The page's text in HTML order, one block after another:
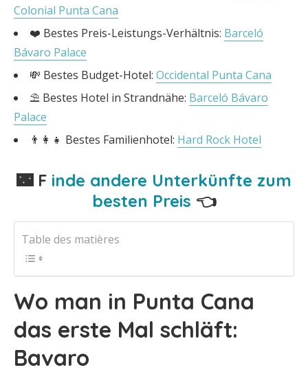
Colonial Punta Cana
❤️ Bestes Preis-Leistungs-Verhältnis: Barceló
Bávaro Palace
💸 Bestes Budget-Hotel: Occidental Punta Cana
⛱ Bestes Hotel in Strandnähe: Barceló Bávaro
Palace
👨‍👩‍👧 Bestes Familienhotel: Hard Rock Hotel
🌃 F inde andere Unterkünfte zum
besten Preis 👈
Table des matières
Wo man in Punta Cana
das erste Mal schläft:
Bavaro